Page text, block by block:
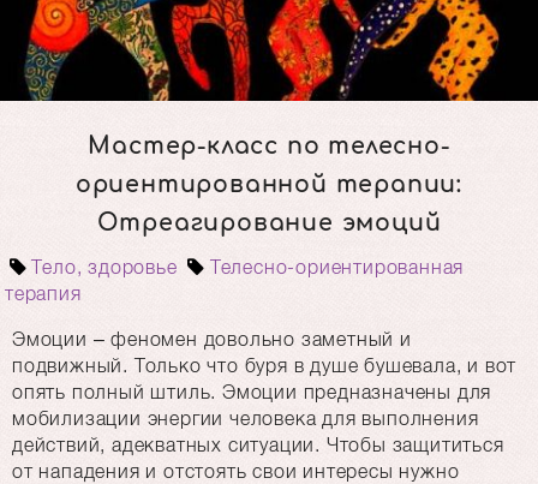
Мастер-класс по телесно-
ориентированной терапии:
Отреагирование эмоций
Тело, здоровье
Телесно-ориентированная
терапия
Эмоции – феномен довольно заметный и
подвижный. Только что буря в душе бушевала, и вот
опять полный штиль. Эмоции предназначены для
мобилизации энергии человека для выполнения
действий, адекватных ситуации. Чтобы защититься
от нападения и отстоять свои интересы нужно